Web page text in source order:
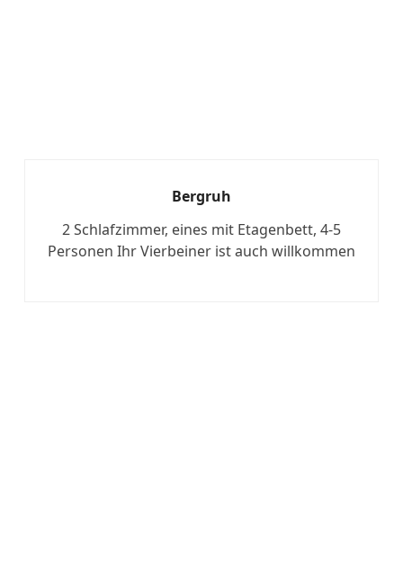
Bergruh
2 Schlafzimmer, eines mit Etagenbett, 4-5
Personen Ihr Vierbeiner ist auch willkommen